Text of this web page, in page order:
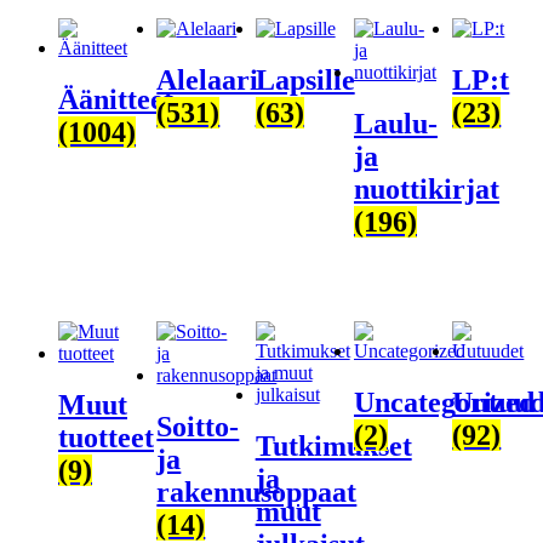
Äänitteet
(1004)
Alelaari
(531)
Lapsille
(63)
Laulu-
ja
nuottikirjat
(196)
LP:t
(23)
Muut
tuotteet
(9)
Soitto-
ja
rakennusoppaat
(14)
Tutkimukset
ja
muut
Uncategorized
(2)
(92)